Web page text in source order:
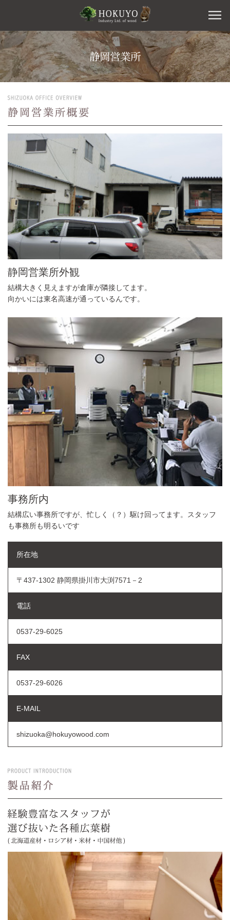
静岡営業所外観
結構大きく見えますが倉庫が隣接してます。
向かいには東名高速が通っているんです。
事務所内
結構広い事務所ですが、忙しく（？）駆け回ってます。スタッフ
も事務所も明るいです
所在地
〒437-1302 静岡県掛川市大渕7571－2
電話
0537-29-6025
FAX
0537-29-6026
E-MAIL
shizuoka@hokuyowood.com